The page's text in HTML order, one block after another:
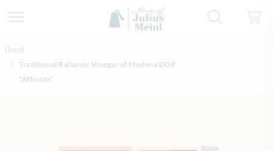
Úvod
Traditional Balsamic Vinegar of Modena DOP
"Affinato"